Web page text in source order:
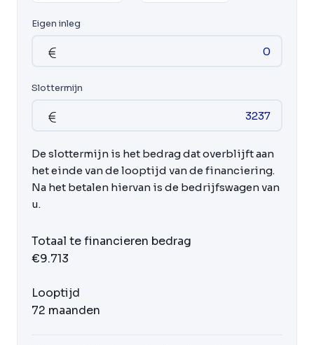
Eigen inleg
Slottermijn
De slottermijn is het bedrag dat overblijft aan
het einde van de looptijd van de financiering.
Na het betalen hiervan is de bedrijfswagen van
u.
Totaal te financieren bedrag
€9.713
Looptijd
72 maanden